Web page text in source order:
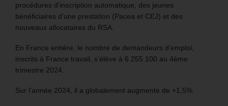
procédures d’inscription automatique, des jeunes
bénéficiaires d’une prestation (Pacea et CEJ) et des
nouveaux allocataires du RSA.
En France entière, le nombre de demandeurs d’emploi,
inscrits à France travail, s’élève à 6 255 100 au 4ème
trimestre 2024.
Sur l’année 2024, il a globalement augmenté de +1,5%.